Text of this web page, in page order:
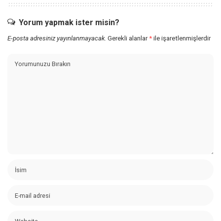
Yorum yapmak ister misin?
E-posta adresiniz yayınlanmayacak. Gerekli alanlar* ile işaretlenmişlerdir